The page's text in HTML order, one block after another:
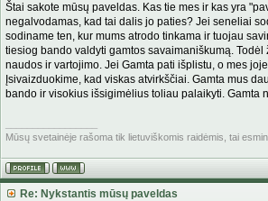
Štai sakote mūsų paveldas. Kas tie mes ir kas yra
negalvodamas, kad tai dalis jo paties? Jei seneliai
sodiname ten, kur mums atrodo tinkama ir tuojau
tiesiog bando valdyti gamtos savaimaniškumą.
naudos ir vartojimo. Jei Gamta pati išplistu, o mes
Įsivaizduokime, kad viskas atvirkščiai. Gamta mus
bando ir visokius išsigimėlius toliau palaikyti. Gamta
Mūsų svetainėje rašoma tik lietuviškomis raidėmis, tai
Re: Nykstantis mūsų paveldas